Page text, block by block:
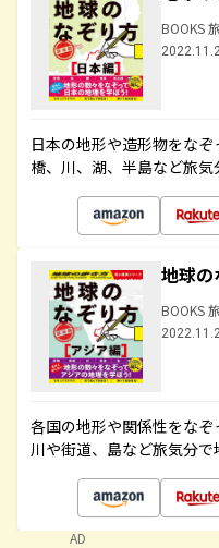
BOOKS
日本の地形や造形物をな
橋、川、湖、半島など旅気
地球
BOOKS
各国の地形や関係性をなぞ
川や街道、島など旅気分で
AD